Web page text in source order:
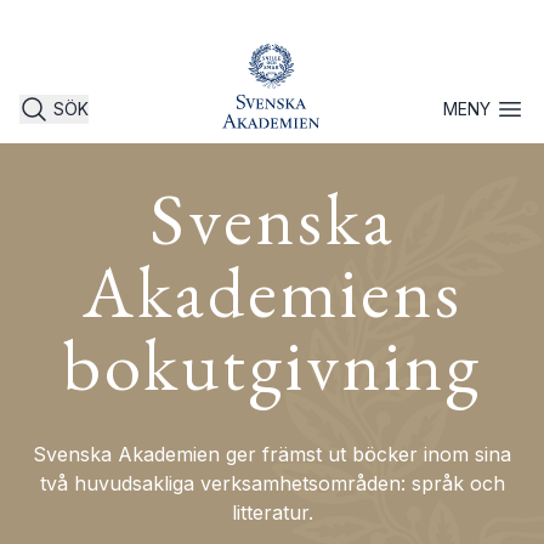
SÖK MENYÖppna
Svenska
Akademiens
bokutgivning
Svenska Akademien ger främst ut böcker inom sina
två huvudsakliga verksamhetsområden: språk och
litteratur.